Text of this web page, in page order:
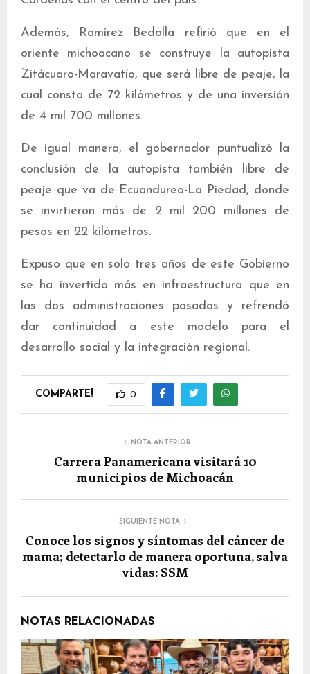
Además, Ramírez Bedolla refirió que en el
oriente michoacano se construye la autopista
Zitácuaro-Maravatío, que será libre de peaje, la
cual consta de 72 kilómetros y de una inversión
de 4 mil 700 millones.
De igual manera, el gobernador puntualizó la
conclusión de la autopista también libre de
peaje que va de Ecuandureo-La Piedad, donde
se invirtieron más de 2 mil 200 millones de
pesos en 22 kilómetros.
Expuso que en solo tres años de este Gobierno
se ha invertido más en infraestructura que en
las dos administraciones pasadas y refrendó
dar continuidad a este modelo para el
desarrollo social y la integración regional.
COMPARTE! 0
NOTA ANTERIOR
Carrera Panamericana visitará 10
municipios de Michoacán
SIGUIENTE NOTA
Conoce los signos y síntomas del cáncer de
mama; detectarlo de manera oportuna, salva
vidas: SSM
NOTAS RELACIONADAS